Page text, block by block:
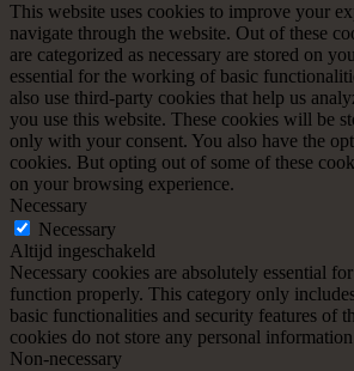
This website uses cookies to improve your
navigate through the website. Out of these
are categorized as necessary are stored on
essential for the working of basic
also use third-party cookies that help us
you use this website. These cookies will be
only with your consent. You also have the
cookies. But opting out of some of these
on your browsing experience.
Necessary
Necessary
Altijd ingeschakeld
Necessary cookies are absolutely essential
function properly. This category only
basic functionalities and security features of
cookies do not store any personal
Non-necessary